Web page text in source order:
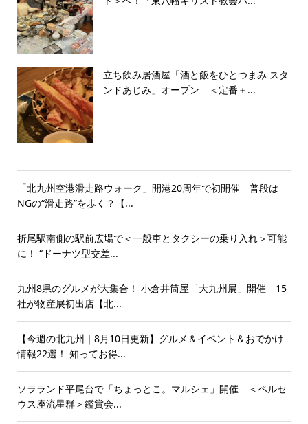
立ち飲み居酒屋「酒と飯をひとつまみ スタ
ンドあじみ」オープン ＜定番＋...
「北九州空港滑走路ウォーク」開港20周年で初開催 普段は
NGの“滑走路”を歩く？【...
折尾駅南側の駅前広場で＜一般車とタクシーの乗り入れ＞可能
に！ “ドーナツ型交差...
九州8県のグルメが大集合！ 小倉井筒屋「大九州展」開催 15
社が物産展初出店【北...
【今週の北九州｜8月10日更新】グルメ＆イベント＆おでかけ
情報22選！ 知ってお得...
ソラランド平尾台で「ちょっとこ。マルシェ」開催 ＜ペルセ
ウス座流星群＞鑑賞会...